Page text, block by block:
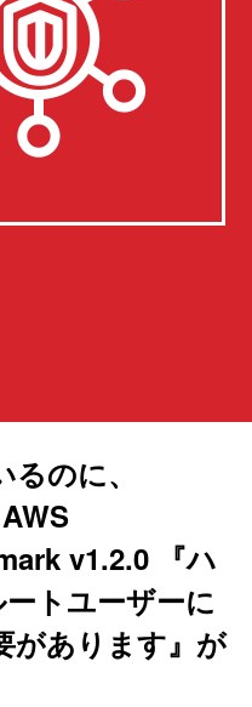
のに、
v1.2.0 『ハ
トユーザーに
があります』が